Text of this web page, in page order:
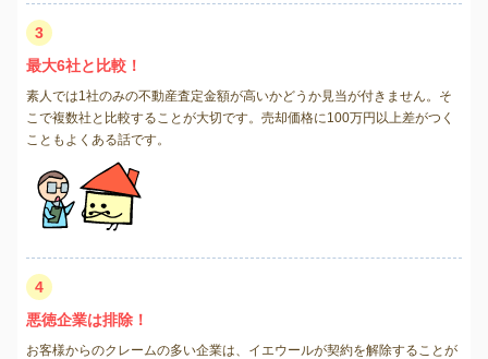
3
最大6社と比較！
素人では1社のみの不動産査定金額が高いかどうか見当が付きません。そ
こで複数社と比較することが大切です。売却価格に100万円以上差がつく
こともよくある話です。
4
悪徳企業は排除！
お客様からのクレームの多い企業は、イエウールが契約を解除することが